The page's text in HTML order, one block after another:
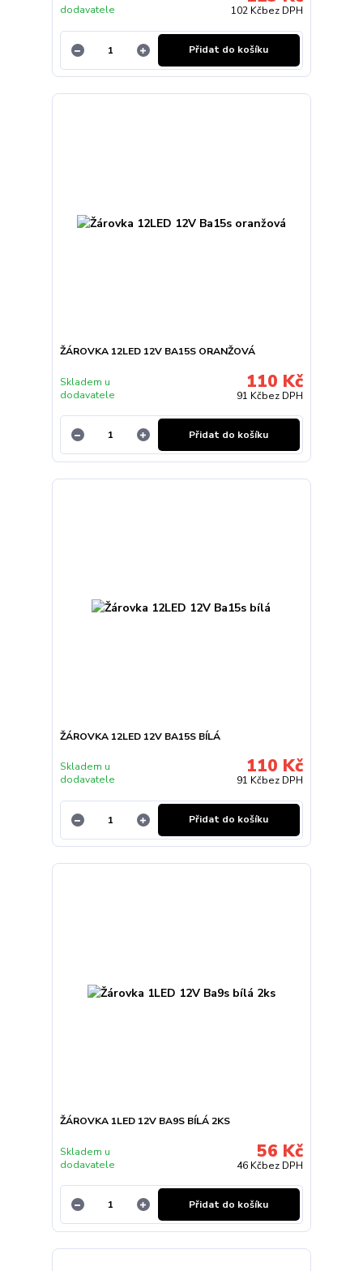
102 Kčbez DPH
dodavatele
Přidat do košíku
ŽÁROVKA 12LED 12V BA15S ORANŽOVÁ
110 Kč
91 Kčbez DPH
Skladem u
dodavatele
Přidat do košíku
ŽÁROVKA 12LED 12V BA15S BÍLÁ
110 Kč
91 Kčbez DPH
Skladem u
dodavatele
Přidat do košíku
ŽÁROVKA 1LED 12V BA9S BÍLÁ 2KS
56 Kč
46 Kčbez DPH
Skladem u
dodavatele
Přidat do košíku